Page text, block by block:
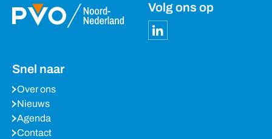
Volg ons op
Snel naar
Over ons
Nieuws
Agenda
Contact